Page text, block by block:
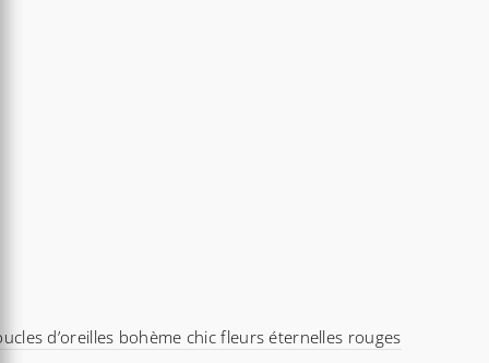
d’oreilles bohème chic fleurs éternelles rouges